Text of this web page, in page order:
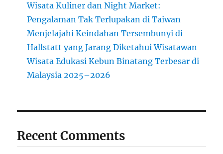
Wisata Kuliner dan Night Market:
Pengalaman Tak Terlupakan di Taiwan
Menjelajahi Keindahan Tersembunyi di
Hallstatt yang Jarang Diketahui Wisatawan
Wisata Edukasi Kebun Binatang Terbesar di
Malaysia 2025–2026
Recent Comments